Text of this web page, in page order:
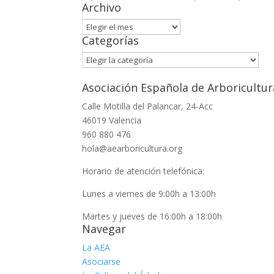
Archivo
Archivo
Categorías
Categorías
Asociación Española de
Calle Motilla del Palancar, 24-Acc
46019 Valencia
960 880 476
hola@aearboricultura.org
Horario de atención telefónica:
Lunes a viernes de 9:00h a 13:00h
Martes y jueves de 16:00h a 18:00h
Navegar
La AEA
Asociarse